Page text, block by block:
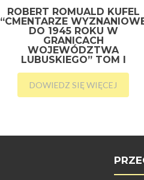
ROBERT ROMUALD KUFEL
“CMENTARZE
DO 1945 ROKU W
GRANICACH
WOJEWÓDZTWA
LUBUSKIEGO” TOM I
DOWIEDZ SIĘ WIĘCEJ